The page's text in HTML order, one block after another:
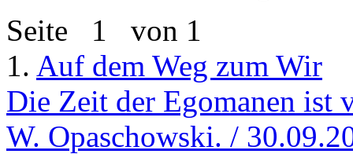
Seite 1 von 1
1. Auf dem Weg zum Wir
Die Zeit der Egomanen
W. Opaschowski. /